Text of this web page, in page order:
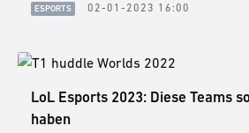
ESPORTS 02-01-2023 16:00
LoL Esports 2023: Diese Teams
haben